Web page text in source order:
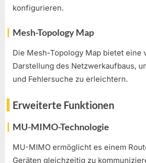
konfigurieren.
Mesh-Topology Map
Die Mesh-Topology Map bietet eine
Darstellung des Netzwerkaufbaus,
und Fehlersuche zu erleichtern.
Erweiterte Funktionen
MU-MIMO-Technologie
MU-MIMO ermöglicht es einem
Geräten gleichzeitig zu